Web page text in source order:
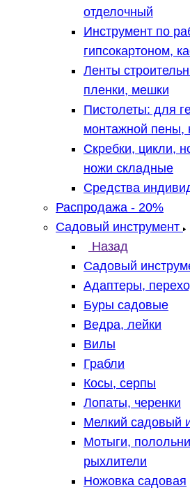
отделочный
Инструмент по
гипсокартоном,
Ленты
пленки, мешки
Пистолеты: для
монтажной пены,
Скребки, цикли,
ножи складные
Средства
Распродажа - 20%
Садовый инструмент
Назад
Садовый
Адаптеры,
Буры садовые
Ведра, лейки
Вилы
Грабли
Косы, серпы
Лопаты, черенки
Мелкий садовый
Мотыги,
рыхлители
Ножовка садовая